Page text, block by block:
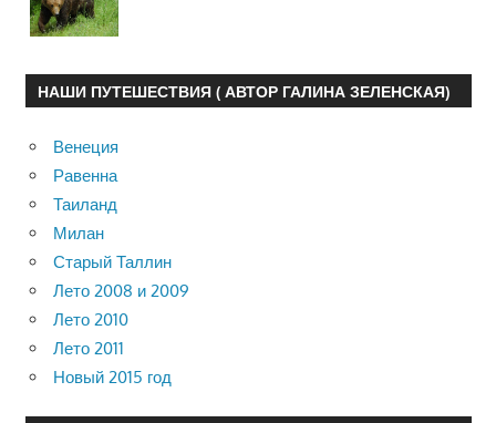
НАШИ ПУТЕШЕСТВИЯ ( АВТОР ГАЛИНА ЗЕЛЕНСКАЯ)
Венеция
Равенна
Таиланд
Милан
Старый Таллин
Лето 2008 и 2009
Лето 2010
Лето 2011
Новый 2015 год